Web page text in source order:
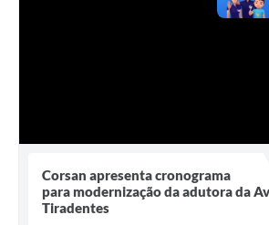
Corsan apresenta cronograma
para modernização da adutora da
Tiradentes